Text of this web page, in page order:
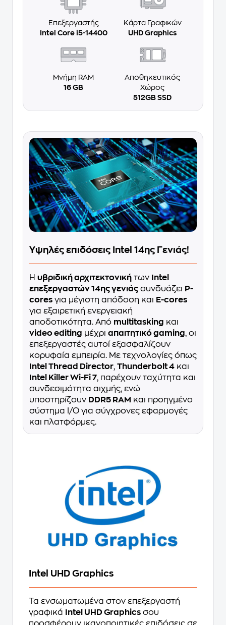
Επεξεργαστής
Intel Core i5-14400
Κάρτα Γραφικών
UHD Graphics
Μνήμη RAM
16 GB
Αποθηκευτικός
Χώρος
512GB SSD
Υψηλές επιδόσεις Intel 14ης Γενιάς!
Η υβριδική αρχιτεκτονική των
Intel
επεξεργαστών 14ης γενιάς συνδυάζει P-
cores για μέγιστη απόδοση και E-cores
για εξαιρετική ενεργειακή
αποδοτικότητα. Από multitasking και
video editing μέχρι απαιτητικό gaming, οι
επεξεργαστές αυτοί εξασφαλίζουν
κορυφαία εμπειρία. Με τεχνολογίες όπως
Intel Thread Director, Thunderbolt 4 και
Intel Killer Wi-Fi 7, παρέχουν ταχύτητα και
συνδεσιμότητα αιχμής, ενώ
υποστηρίζουν DDR5 RAM και προηγμένο
σύστημα I/O για σύγχρονες εφαρμογές
και πλατφόρμες.
Intel UHD Graphics
Τα ενσωματωμένα στον επεξεργαστή
γραφικά
Intel UHD Graphics σου